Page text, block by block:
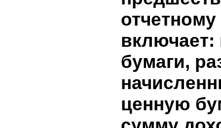
9.
бумагам
ценным